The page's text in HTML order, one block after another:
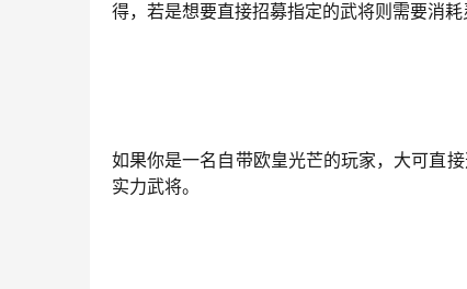
得，若是想要直接招募指定的武将则需要消
如果你是一名自带欧皇光芒的玩家，大可直
实力武将。